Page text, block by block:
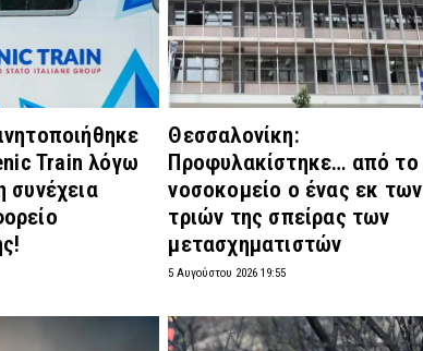
Train λόγω
συνέχεια
Θεσσαλονίκη:
Προφυλακίστηκε… από το
νοσοκομείο ο ένας εκ των
τριών της σπείρας των
μετασχηματιστών
5 Αυγούστου 2026 19:55